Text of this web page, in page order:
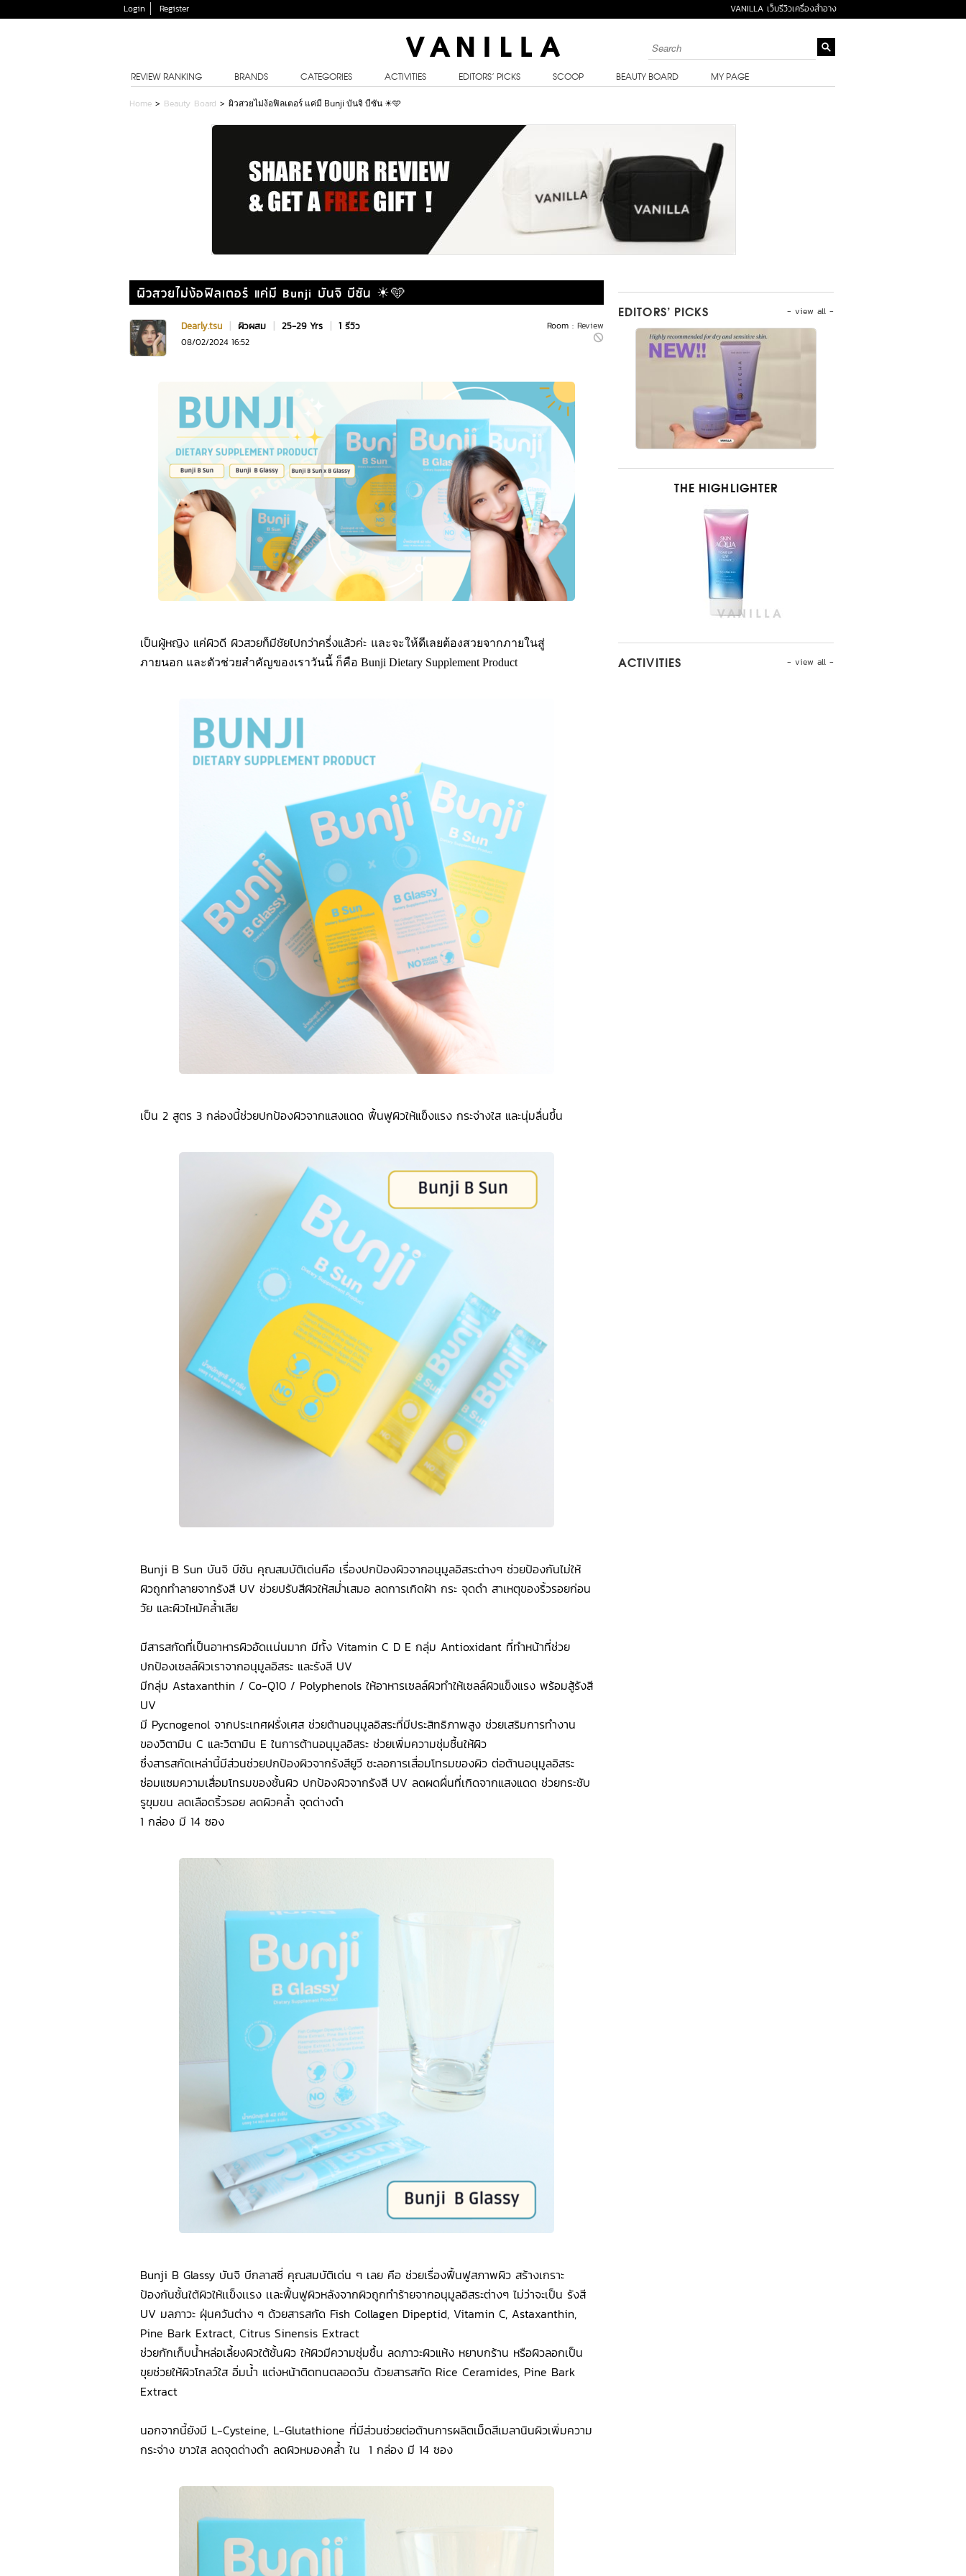
Login Register VANILLA เว็บรีวิวเครื่องสำอาง
REVIEW RANKING BRANDS CATEGORIES ACTIVITIES EDITORS’ PICKS SCOOP BEAUTY BOARD MY PAGE
Home > Beauty Board > ผิวสวยไม่ง้อฟิลเตอร์ แค่มี Bunji บันจิ บีซัน ☀🩵
ผิวสวยไม่ง้อฟิลเตอร์ แค่มี Bunji บันจิ บีซัน ☀🩵
Room : Review
Dearly.tsu | ผิวผสม | 25-29 Yrs | 1 รีวิว
08/02/2024 16:52
เป็นผู้หญิง แค่ผิวดี ผิวสวยก็มีชัยไปกว่าครึ่งแล้วค่ะ และจะให้ดีเลยต้องสวยจากภายในสู่
ภายนอก และตัวช่วยสำคัญของเราวันนี้ ก็คือ Bunji Dietary Supplement Product
เป็น 2 สูตร 3 กล่องนี้ช่วยปกป้องผิวจากแสงแดด ฟื้นฟูผิวให้แข็งแรง กระจ่างใส และนุ่มลื่นขึ้น
Bunji B Sun บันจิ บีซัน คุณสมบัติเด่นคือ เรื่องปกป้องผิวจากอนุมูลอิสระต่างๆ ช่วยป้องกันไม่ให้
ผิวถูกทำลายจากรังสี UV ช่วยปรับสีผิวให้สม่ำเสมอ ลดการเกิดฝ้า กระ จุดดำ สาเหตุของริ้วรอยก่อน
วัย และผิวไหม้คล้ำเสีย
มีสารสกัดที่เป็นอาหารผิวอัดเเน่นมาก มีทั้ง Vitamin C D E กลุ่ม Antioxidant ที่ทำหน้าที่ช่วย
ปกป้องเซลล์ผิวเราจากอนุมูลอิสระ และรังสี UV
มีกลุ่ม Astaxanthin / Co-Q10 / Polyphenols ให้อาหารเซลล์ผิวทำให้เซลล์ผิวแข็งแรง พร้อมสู้รังสี
UV
มี Pycnogenol จากประเทศฝรั่งเศส ช่วยต้านอนุมูลอิสระที่มีประสิทธิภาพสูง ช่วยเสริมการทำงาน
ของวิตามิน C และวิตามิน E ในการต้านอนุมูลอิสระ ช่วยเพิ่มความชุ่มชื้นให้ผิว
ซึ่งสารสกัดเหล่านี้มีส่วนช่วยปกป้องผิวจากรังสียูวี ชะลอการเสื่อมโทรมของผิว ต่อต้านอนุมูลอิสระ
ซ่อมแซมความเสื่อมโทรมของชั้นผิว ปกป้องผิวจากรังสี UV ลดผดผื่นที่เกิดจากแสงแดด ช่วยกระชับ
รูขุมขน ลดเลือดริ้วรอย ลดผิวคล้ำ จุดด่างดำ
1 กล่อง มี 14 ซอง
Bunji B Glassy บันจิ บีกลาสซี่ คุณสมบัติเด่น ๆ เลย คือ ช่วยเรื่องฟื้นฟูสภาพผิว สร้างเกราะ
ป้องกันชั้นใต้ผิวให้เเข็งเเรง เเละฟื้นฟูผิวหลังจากผิวถูกทำร้ายจากอนุมูลอิสระต่างๆ ไม่ว่าจะเป็น รังสี
UV มลภาวะ ฝุ่นควันต่าง ๆ ด้วยสารสกัด Fish Collagen Dipeptid, Vitamin C, Astaxanthin,
Pine Bark Extract, Citrus Sinensis Extract
ช่วยกักเก็บน้ำหล่อเลี้ยงผิวใต้ชั้นผิว ให้ผิวมีความชุ่มชื้น ลดภาวะผิวแห้ง หยาบกร้าน หรือผิวลอกเป็น
ขุยช่วยให้ผิวโกลว์ใส อิ่มน้ำ แต่งหน้าติดทนตลอดวัน ด้วยสารสกัด Rice Ceramides, Pine Bark
Extract
นอกจากนี้ยังมี L-Cysteine, L-Glutathione ที่มีส่วนช่วยต่อต้านการผลิตเม็ดสีเมลานินผิวเพิ่มความ
กระจ่าง ขาวใส ลดจุดด่างดำ ลดผิวหมองคล้ำ ใน 1 กล่อง มี 14 ซอง
- view all -
EDITORS’ PICKS
THE HIGHLIGHTER
- view all -
ACTIVITIES